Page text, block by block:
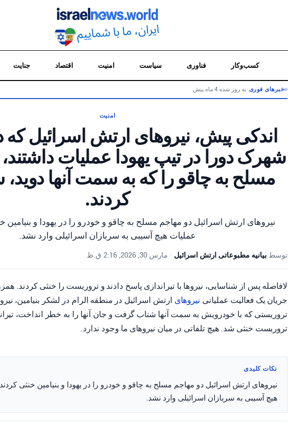
کسب‌وکار فناوری سیاست امنیت اقتصاد جنایت
خبرهای فوری •به روز شده 4 ماه پیش
امنیت
اندکی پیش، نیروهای ارتش اسرائیل که
شهرک دورا در تیپ یهودا عملیات
مسلح به چاقو را که به سمت آنها
کردند.
نیروهای ارتش اسرائیل دو مهاجم مسلح به چاقو و خودرو را در یهودا و بنیامین
عملیات هیچ آسیبی به سربازان اسرائیلی وارد نشد.
توسط بیانیه مطبوعاتی ارتش اسرائیل • مارس 30, 2026, 2:16 ق.ظ
لافاصله پس از شناسایی، نیروها با تیراندازی پاسخ دادند و تروریست را خنثی کردند.
جریان یک فعالیت عملیاتی نیروهای ارتش اسرائیل در منطقه الرام در لشکر بنیامین،
تروریستی که با خودرویش به سمت آنها شتاب گرفت و جان آنها را به خطر انداخت،
تروریست خنثی شد. هیچ تلفاتی در میان نیروهای ما وجود ندارد.
نکات کلیدی
نیروهای ارتش اسرائیل دو مهاجم مسلح به چاقو و خودرو را در یهودا و بنیامین خنثی
هیچ آسیبی به سربازان اسرائیلی وارد نشد.